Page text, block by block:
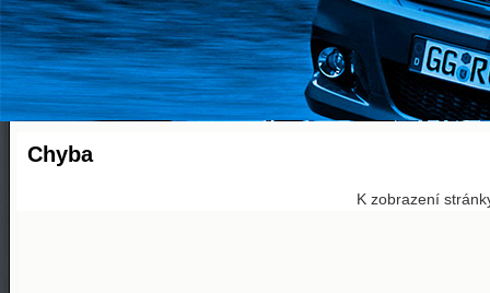
Chyba
K zobrazení